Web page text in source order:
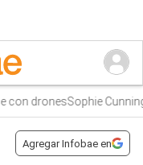
dronesSophie
Agregar Infobae en